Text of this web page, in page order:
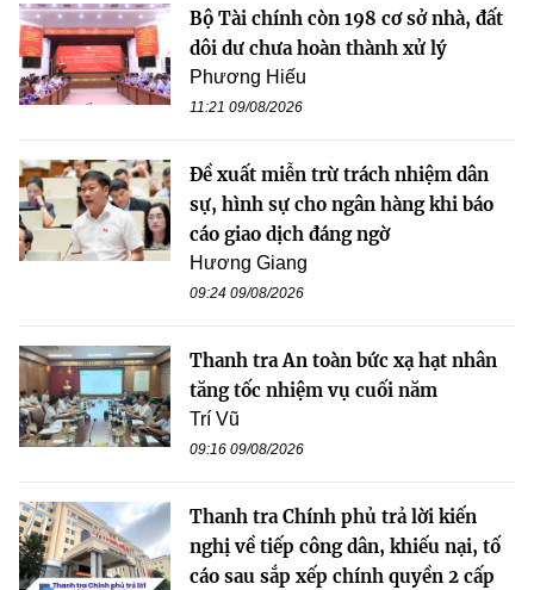
Bộ Tài chính còn 198 cơ sở nhà, đất
dôi dư chưa hoàn thành xử lý
Phương Hiếu
11:21 09/08/2026
Đề xuất miễn trừ trách nhiệm dân
sự, hình sự cho ngân hàng khi báo
cáo giao dịch đáng ngờ
Hương Giang
09:24 09/08/2026
Thanh tra An toàn bức xạ hạt nhân
tăng tốc nhiệm vụ cuối năm
Trí Vũ
09:16 09/08/2026
Thanh tra Chính phủ trả lời kiến
nghị về tiếp công dân, khiếu nại, tố
cáo sau sắp xếp chính quyền 2 cấp